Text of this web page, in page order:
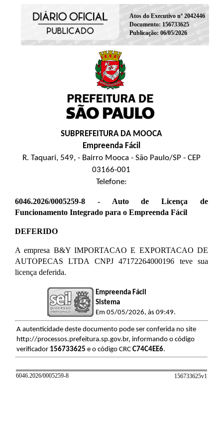
Atos do Executivo nº 2042446
Documento: 156733625
Publicação: 06/05/2026
SUBPREFEITURA DA MOOCA
Empreenda Fácil
R. Taquari, 549, - Bairro Mooca - São Paulo/SP - CEP
03166-001
Telefone:
6046.2026/0005259-8 - Auto de Licença de
Funcionamento Integrado para o Empreenda Fácil
DEFERIDO
A empresa B&Y IMPORTACAO E EXPORTACAO DE
AUTOPECAS LTDA CNPJ 47172264000196 teve sua
licença deferida.
Empreenda Fácil
Sistema
Em 05/05/2026, às 09:49.
A autenticidade deste documento pode ser conferida no site
http://processos.prefeitura.sp.gov.br, informando o código
verificador 156733625 e o código CRC C74C4EE6.
6046.2026/0005259-8 156733625v1